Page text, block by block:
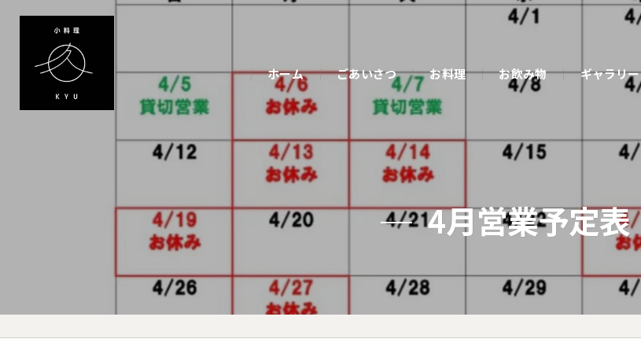
ホーム ごあいさつ お料理 お飲み物 ギャラリー
4月営業予定表